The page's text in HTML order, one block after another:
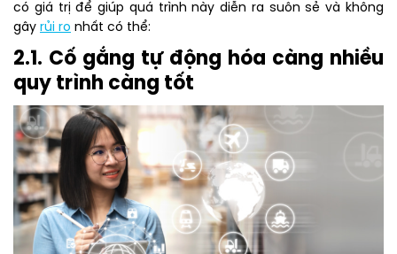
có giá trị để giúp quá trình này diễn ra suôn sẻ và không
gây rủi ro nhất có thể:
2.1. Cố gắng tự động hóa càng nhiều
quy trình càng tốt